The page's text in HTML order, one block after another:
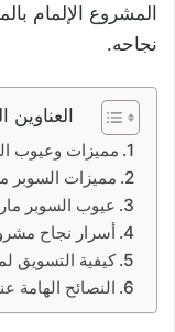
المشروع الإلمام
نجاحه.
العناوين
مميزات وعيوب
مميزات السوبر
عيوب السوبر
أسرار نجاح
كيفية التسويق
النصائح